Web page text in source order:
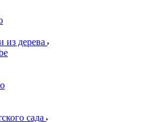
из дерева
сада